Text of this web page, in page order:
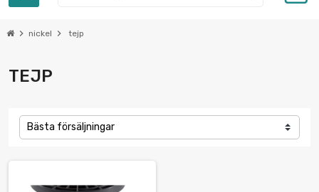
chevron_right nickel chevron_right tejp
TEJP
Bästa försäljningar